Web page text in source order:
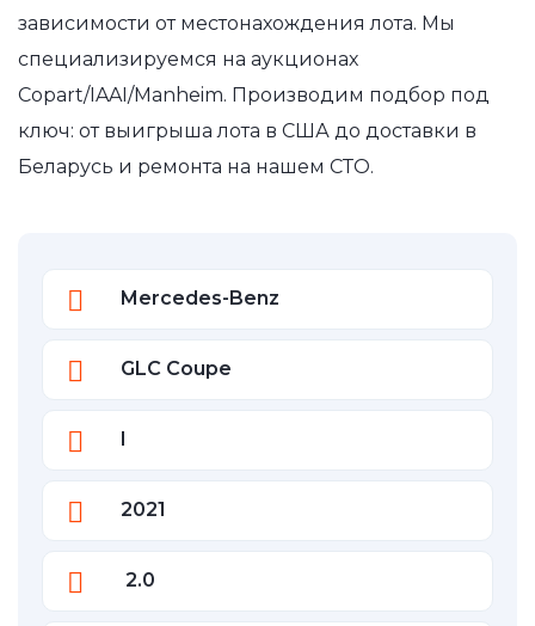
зависимости от местонахождения лота. Мы
специализируемся на аукционах
Copart/IAAI/Manheim. Производим подбор под
ключ: от выигрыша лота в США до доставки в
Беларусь и ремонта на нашем СТО.
Mercedes-Benz
GLC Coupe
I
2021
2.0